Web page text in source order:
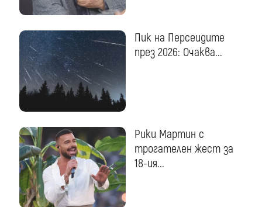
Пик на Персеидите
през 2026: Очаква...
Рики Мартин с
трогателен жест за
18-ия...